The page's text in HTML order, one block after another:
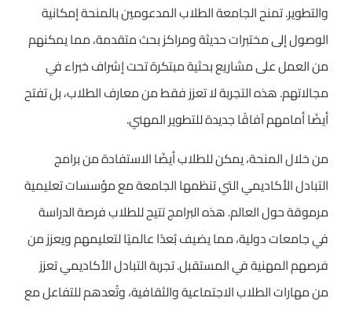
والتطوير. تمنح الجامعة الطلاب المدعومين بالمنحة إمكانية
الوصول إلى مختبرات حديثة ومراكز بحث متقدمة، مما يمكنهم
من العمل على مشاريع بحثية مبتكرة تحت إشراف خبراء في
مجالاتهم. هذه التجربة لا تعزز فقط من معارف الطلاب، بل تفتح
أيضًا أمامهم آفاقًا جديدة للتطوير المهني.
من خلال المنحة، يمكن للطلاب أيضًا الاستفادة من برامج
التبادل الأكاديمي التي تنظمها الجامعة مع مؤسسات تعليمية
مرموقة حول العالم. هذه البرامج تتيح للطلاب فرصة الدراسة
في جامعات دولية، مما يضيف بُعدًا عالميًا لتعليمهم ويعزز من
فرصهم المهنية في المستقبل. تجربة التبادل الأكاديمي تعزز
من مهارات الطلاب الاجتماعية والثقافية، وتُعدهم للتفاعل مع